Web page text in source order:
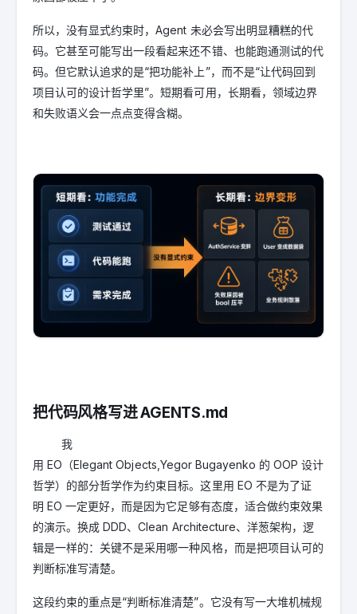
所以，没有显式约束时，Agent 未必会写出明显糟糕的代
码。它甚至可能写出一段看起来还不错、也能跑通测试的代
码。但它默认追求的是“把功能补上”，而不是“让代码回到
项目认可的设计哲学里”。短期看可用，长期看，领域边界
和失败语义会一点点变得含糊。
把代码风格写进 AGENTS.md
我
用 EO（Elegant Objects,Yegor Bugayenko 的 OOP 设计
哲学）的部分哲学作为约束目标。这里用 EO 不是为了证
明 EO 一定更好，而是因为它足够有态度，适合做约束效果
的演示。换成 DDD、Clean Architecture、洋葱架构，逻
辑是一样的：关键不是采用哪一种风格，而是把项目认可的
判断标准写清楚。
这段约束的重点是“判断标准清楚”。它没有写一大堆机械规